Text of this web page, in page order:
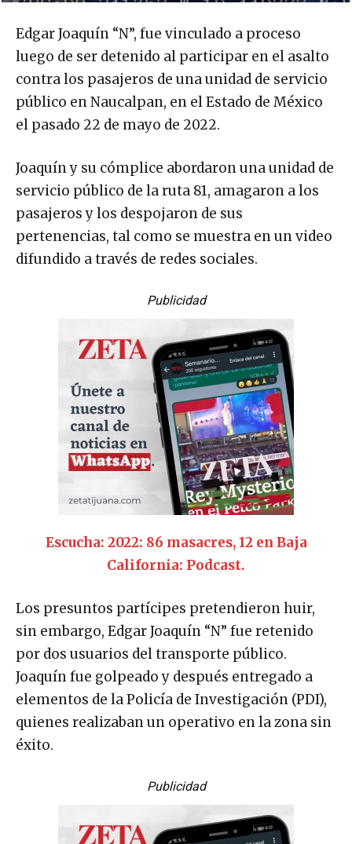
Edgar Joaquín “N”, fue vinculado a proceso
luego de ser detenido al participar en el asalto
contra los pasajeros de una unidad de servicio
público en Naucalpan, en el Estado de México
el pasado 22 de mayo de 2022.
Joaquín y su cómplice abordaron una unidad de
servicio público de la ruta 81, amagaron a los
pasajeros y los despojaron de sus
pertenencias, tal como se muestra en un video
difundido a través de redes sociales.
Publicidad
Escucha: 2022: 86 masacres, 12 en Baja
California: Podcast.
Los presuntos partícipes pretendieron huir,
sin embargo, Edgar Joaquín “N” fue retenido
por dos usuarios del transporte público.
Joaquín fue golpeado y después entregado a
elementos de la Policía de Investigación (PDI),
quienes realizaban un operativo en la zona sin
éxito.
Publicidad